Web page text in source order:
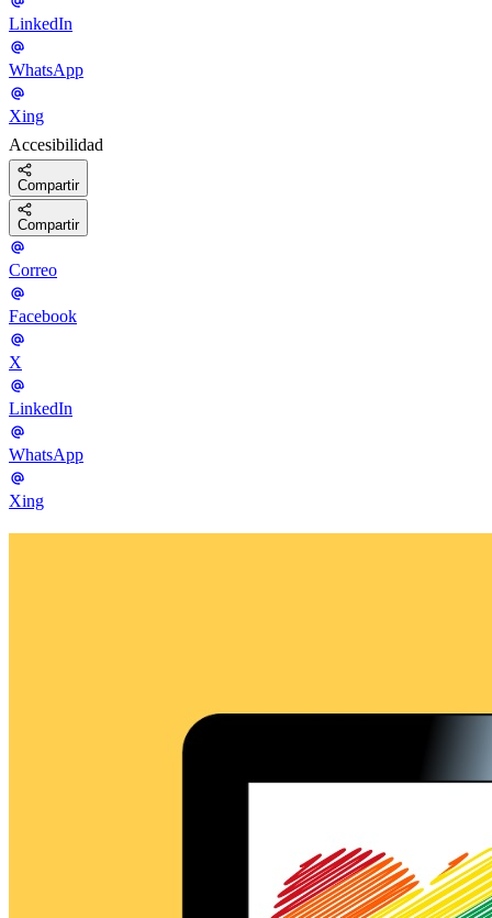
LinkedIn
WhatsApp
Xing
Accesibilidad
Compartir
Compartir
Correo
Facebook
X
LinkedIn
WhatsApp
Xing